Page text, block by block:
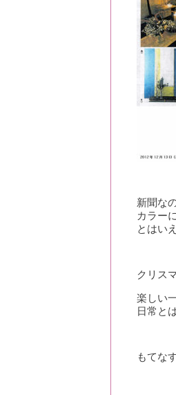
新聞な
カラー
とはい
クリス
楽しい
日常と
もてな